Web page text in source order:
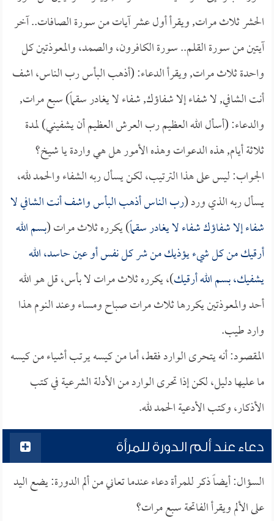
الحشر ثلاث مرات, ويقرأ أول عشر آيات من سورة الصافات.. آخر
آيتين من سورة القلم.. سورة الكافرون، والصمد، والمعوذتين كل
واحدة ثلاث مرات, ويقرأ الدعاء: (أذهب البأس رب الناس، اشف
أنت الشافي, لا شفاء إلا شفاؤك, شفاء لا يغادر سقماً) سبع مرات,
والدعاء: (أسأل الله العظيم رب العرش العظيم أن يشفيني) لمدة
ثلاثة أيام, هذه الدعوات وهذه الأمور هل هي واردة يا شيخ؟
الجواب: ليس على هذا الترتيب، لكن يسأل ربه الشفاء والحمد لله،
يسأل ربه الذي ورد (رب الناس أذهب البأس واشف أنت الشافي لا
شفاء إلا شفاؤك شفاء لا يغادر سقماً) يكرره ثلاث مرات (بسم الله
أرقيك من كل شيء يؤذيك من شر كل نفس أو عين حاسد، الله
يشفيك، بسم الله أرقيك)، يكرره ثلاث مرات لا بأس، قل هو الله
أحد والمعوذتين يكررها ثلاث مرات صباح ومساء وعند النوم هذا
وارد طيب.
المقصود: أنه يتحرى الوارد فقط، أما من كيسه يرتب أشياء من كيسه
ما عليها دليل، لكن إذا تحرى الوارد من الأدلة الشرعية في كتب
الأذكار، وكتب الأدعية الحمد لله.
دعاء عند ألم الدورة للمرأة
السؤال: أيضاً ذكر للمرأة دعاء عندما تعاني من ألم الدورة: يضع اليد
على الألم ويقرأ الفاتحة سبع مرات؟